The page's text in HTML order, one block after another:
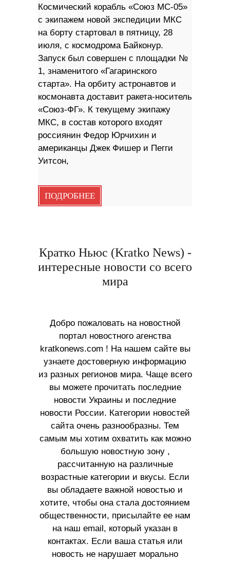
Космический корабль «Союз МС-05»
с экипажем новой экспедиции МКС
на борту стартовал в пятницу, 28
июля, с космодрома Байконур.
Запуск был совершен с площадки №
1, знаменитого «Гагаринского
старта». На орбиту астронавтов и
космонавта доставит ракета-носитель
«Союз-ФГ». К текущему экипажу
МКС, в состав которого входят
россиянин Федор Юрчихин и
американцы Джек Фишер и Пегги
Уитсон,
ПОДРОБНЕЕ
Кратко Ньюс (Kratko News) -
интересные новости со всего
мира
Добро пожаловать на новостной
портал новостного агенства
kratkonews.com ! На нашем сайте вы
узнаете достоверную информацию
из разных регионов мира. Чаще всего
вы можете прочитать последние
новости Украины и последние
новости России. Категории новостей
сайта очень разнообразны. Тем
самым мы хотим охватить как можно
большую новостную зону ,
рассчитанную на различные
возрастные категории и вкусы. Если
вы обладаете важной новостью и
хотите, чтобы она стала достоянием
общественности, присылайте ее нам
на наш email, который указан в
контактах. Если ваша статья или
новость не нарушает морально